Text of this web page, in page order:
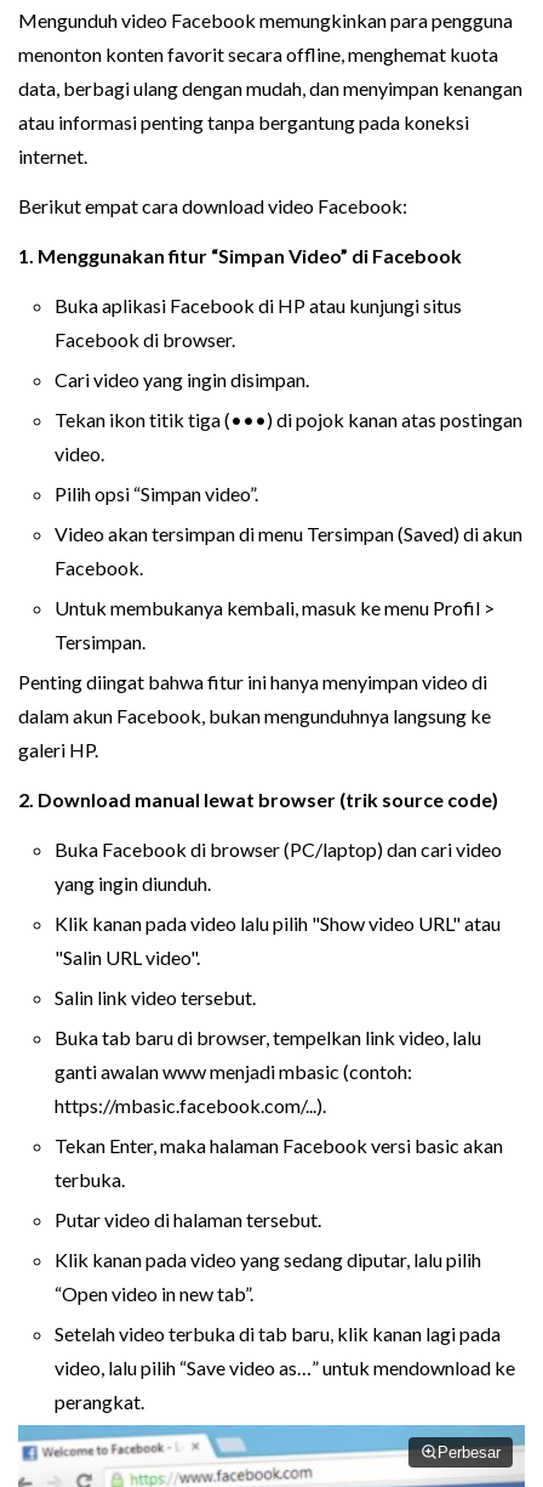
Mengunduh video Facebook memungkinkan para pengguna
menonton konten favorit secara offline, menghemat kuota
data, berbagi ulang dengan mudah, dan menyimpan kenangan
atau informasi penting tanpa bergantung pada koneksi
internet.
Berikut empat cara download video Facebook:
1. Menggunakan fitur “Simpan Video” di Facebook
Buka aplikasi Facebook di HP atau kunjungi situs
Facebook di browser.
Cari video yang ingin disimpan.
Tekan ikon titik tiga (•••) di pojok kanan atas postingan
video.
Pilih opsi “Simpan video”.
Video akan tersimpan di menu Tersimpan (Saved) di akun
Facebook.
Untuk membukanya kembali, masuk ke menu Profil >
Tersimpan.
Penting diingat bahwa fitur ini hanya menyimpan video di
dalam akun Facebook, bukan mengunduhnya langsung ke
galeri HP.
2. Download manual lewat browser (trik source code)
Buka Facebook di browser (PC/laptop) dan cari video
yang ingin diunduh.
Klik kanan pada video lalu pilih "Show video URL" atau
"Salin URL video".
Salin link video tersebut.
Buka tab baru di browser, tempelkan link video, lalu
ganti awalan www menjadi mbasic (contoh:
https://mbasic.facebook.com/...).
Tekan Enter, maka halaman Facebook versi basic akan
terbuka.
Putar video di halaman tersebut.
Klik kanan pada video yang sedang diputar, lalu pilih
“Open video in new tab”.
Setelah video terbuka di tab baru, klik kanan lagi pada
video, lalu pilih “Save video as…” untuk mendownload ke
perangkat.
Perbesar